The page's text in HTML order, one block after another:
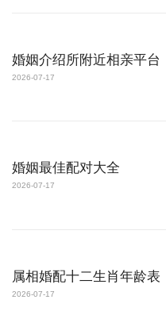
婚姻介绍所附近相亲平台
2026-07-17
婚姻最佳配对大全
2026-07-17
属相婚配十二生肖年龄表
2026-07-17